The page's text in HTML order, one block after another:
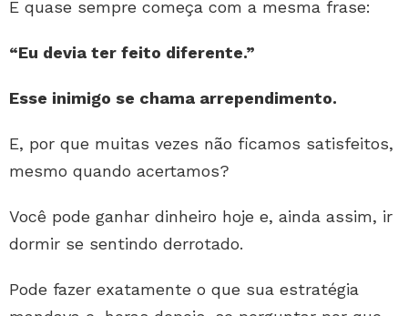
E quase sempre começa com a mesma frase:
“Eu devia ter feito diferente.”
Esse inimigo se chama arrependimento.
E, por que muitas vezes não ficamos satisfeitos,
mesmo quando acertamos?
Você pode ganhar dinheiro hoje e, ainda assim, ir
dormir se sentindo derrotado.
Pode fazer exatamente o que sua estratégia